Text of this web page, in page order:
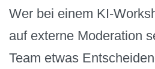
Wer bei einem KI-
auf externe Moderation
Team etwas